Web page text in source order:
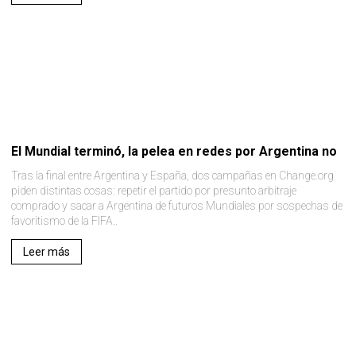
El Mundial terminó, la pelea en redes por Argentina no
Tras la final entre Argentina y España, dos campañas en Change.org
piden distintas cosas: repetir el partido por presunto arbitraje
comprado y sacar a Argentina de futuros Mundiales por sospechas de
favoritismo de la FIFA..
Leer más